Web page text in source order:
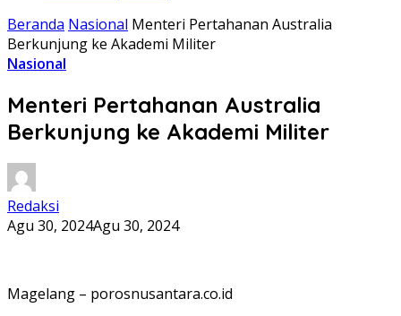
Beranda Nasional Menteri Pertahanan Australia
Berkunjung ke Akademi Militer
Nasional
Menteri Pertahanan Australia
Berkunjung ke Akademi Militer
Redaksi
Agu 30, 2024Agu 30, 2024
Magelang – porosnusantara.co.id